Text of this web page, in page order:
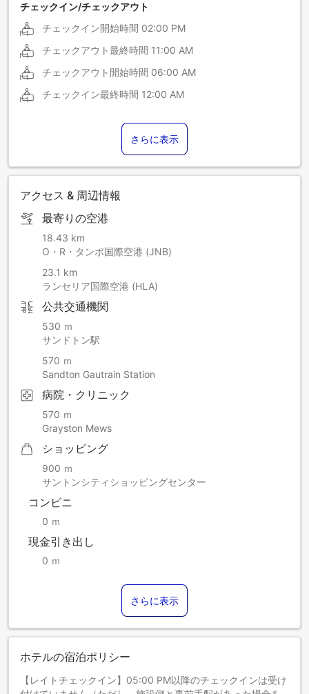
チェックイン/チェックアウト
チェックイン開始時間 02:00 PM
チェックアウト最終時間 11:00 AM
チェックアウト開始時間 06:00 AM
チェックイン最終時間 12:00 AM
さらに表示
アクセス & 周辺情報
最寄りの空港
18.43 km
O・R・タンボ国際空港 (JNB)
23.1 km
ランセリア国際空港 (HLA)
公共交通機関
530 ｍ
サンドトン駅
570 ｍ
Sandton Gautrain Station
病院・クリニック
570 ｍ
Grayston Mews
ショッピング
900 ｍ
サントンシティショッピングセンター
コンビニ
0 ｍ
現金引き出し
0 ｍ
さらに表示
ホテルの宿泊ポリシー
【レイトチェックイン】05:00 PM以降のチェックインは受け